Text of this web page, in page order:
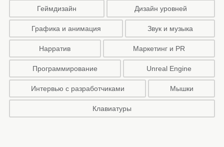
Геймдизайн Дизайн уровней
Графика и анимация Звук и музыка
Нарратив Маркетинг и PR
Программирование Unreal Engine
Интервью с разработчиками Мышки
Клавиатуры